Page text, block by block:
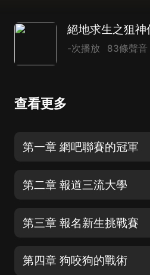
-次播放 83條聲音
查看更多
第一章 網吧聯賽的冠軍
第二章 報道三流大學
第三章 報名新生挑戰賽
第四章 狗咬狗的戰術